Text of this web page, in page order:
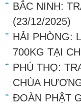
BẮC NINH:
(23/12/2025)
HẢI PHÒNG:
700KG TẠI
PHÚ THỌ:
CHÙA
ĐOÀN PHẬT